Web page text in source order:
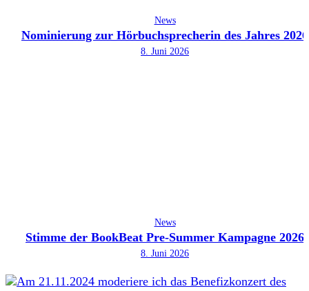
News
Nominierung zur Hörbuchsprecherin des Jahres 2026
8. Juni 2026
News
Stimme der BookBeat Pre-Summer Kampagne 2026
8. Juni 2026